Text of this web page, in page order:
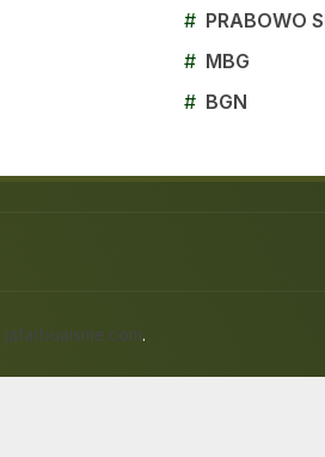
# PRABOWO
# MBG
# BGN
jafarbuaisme.com.